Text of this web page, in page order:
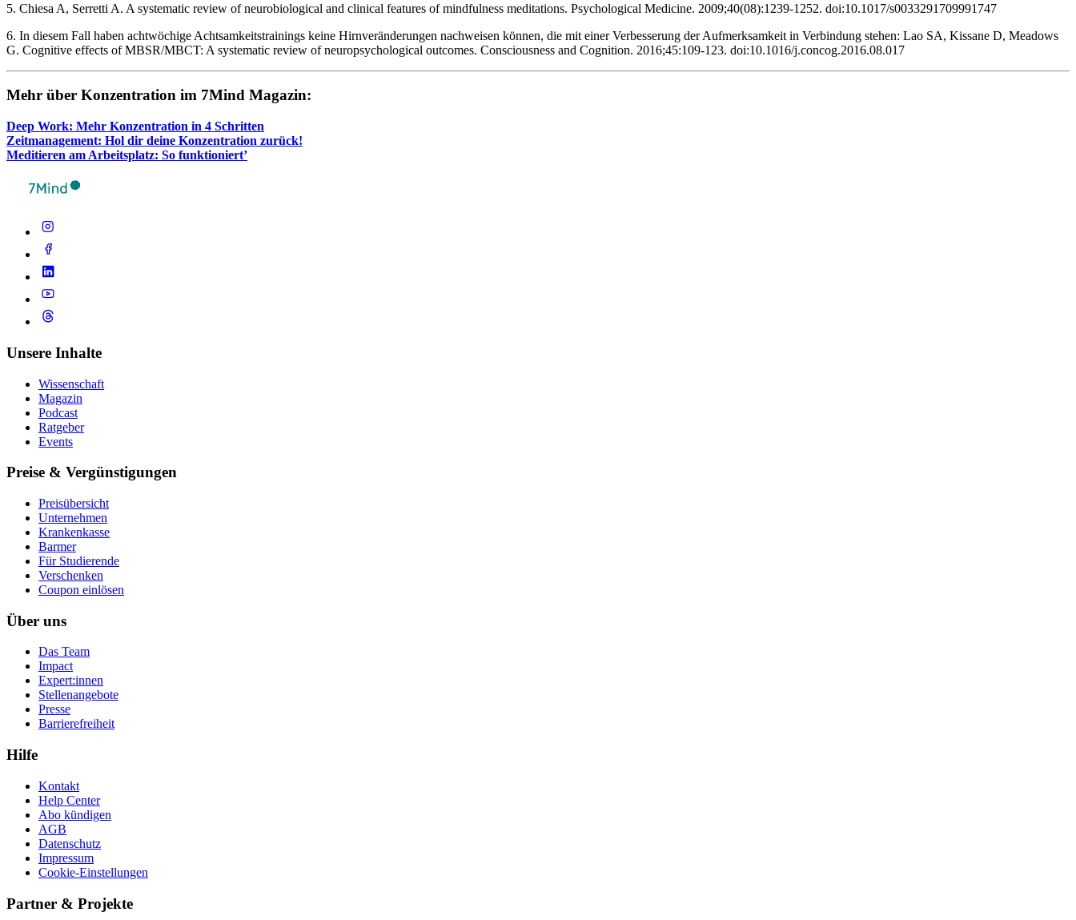
5. Chiesa A, Serretti A. A systematic review of neurobiological and clinical features of mindfulness meditations. Psychological Medicine. 2009;40(08):1239-1252. doi:10.1017/s0033291709991747 ‌
6. In diesem Fall haben achtwöchige Achtsamkeitstrainings keine Hirnveränderungen nachweisen können, die mit einer Verbesserung der Aufmerksamkeit in Verbindung stehen: Lao SA, Kissane D, Meadows
G. Cognitive effects of MBSR/MBCT: A systematic review of neuropsychological outcomes. Consciousness and Cognition. 2016;45:109-123. doi:10.1016/j.concog.2016.08.017
Mehr über Kon­zen­tra­tion im 7Mind Maga­zin:
Deep Work: Mehr Kon­zen­tra­tion in 4 Schrit­ten
Zeit­ma­nage­ment: Hol dir deine Kon­zen­tra­tion zurück!
Medi­tie­ren am Arbeits­platz: So funktioniert’
Unsere Inhalte
Wissenschaft
Magazin
Podcast
Ratgeber
Events
Preise & Vergünstigungen
Preisübersicht
Unternehmen
Krankenkasse
Barmer
Für Studierende
Ver­schen­ken
Coupon einlösen
Über uns
Das Team
Impact
Expert:innen
Stellenangebote
Presse
Barrierefreiheit
Hilfe
Kontakt
Help Center
Abo kündigen
AGB
Datenschutz
Impressum
Cookie-Einstellungen
Partner & Projekte